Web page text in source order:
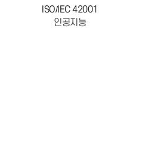
ISO/IEC 42001
인공지능